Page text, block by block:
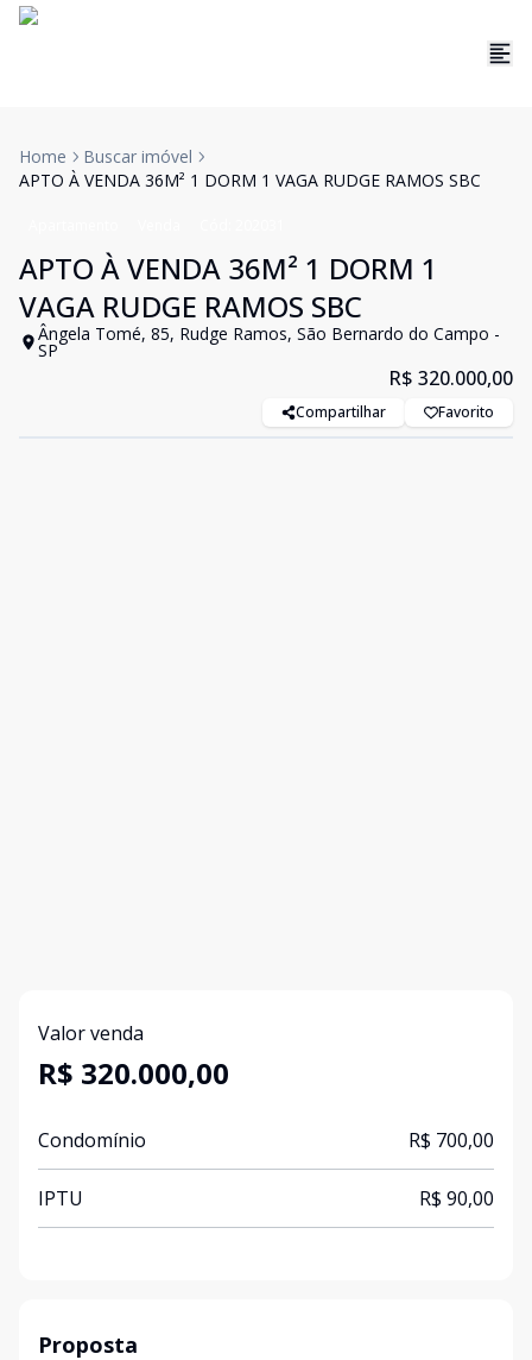
Home
Buscar imóvel
APTO À VENDA 36M² 1 DORM 1 VAGA RUDGE RAMOS SBC
APTO À VENDA 36M² 1 DORM 1
VAGA RUDGE RAMOS SBC
Ângela Tomé, 85, Rudge Ramos, São Bernardo do Campo -
SP
R$ 320.000,00
Compartilhar Favorito
Valor venda
R$ 320.000,00
Condomínio R$ 700,00
IPTU R$ 90,00
Proposta